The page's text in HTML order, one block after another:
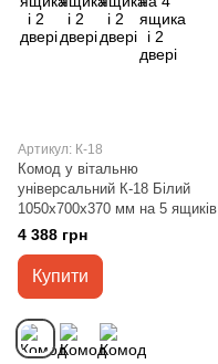
Артикул: К-18
Комод у вітальню
універсальний К-18 Білий
1050х700х370 мм на 5 ящиків
4 388 грн
Купити